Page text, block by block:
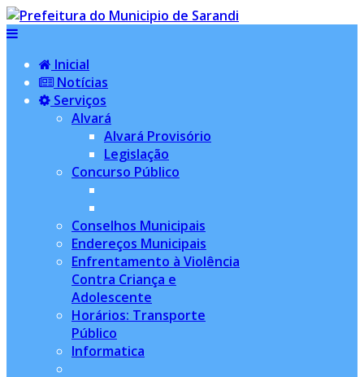
Inicial
Notícias
Serviços
Alvará
Alvará Provisório
Legislação
Concurso Público
Conselhos Municipais
Endereços Municipais
Enfrentamento à Violência
Contra Criança e
Adolescente
Horários: Transporte
Público
Informatica